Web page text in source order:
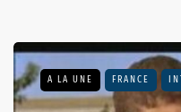
A LA UNE FRANCE